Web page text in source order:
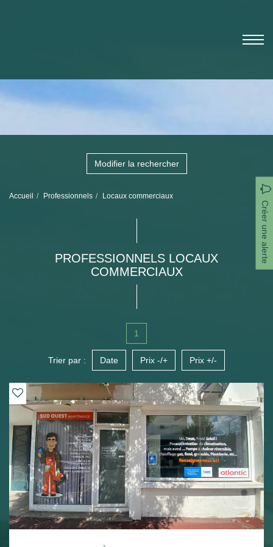
Modifier la rechercher
Accueil Professionnels Locaux commerciaux
PROFESSIONNELS LOCAUX
COMMERCIAUX
Créer une alerte
1
Trier par : Date Prix -/+ Prix +/-